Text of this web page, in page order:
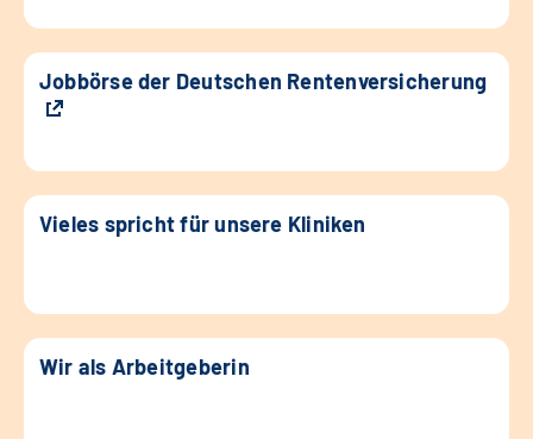
Jobbörse der Deutschen Rentenversicherung
Vieles spricht für unsere Kliniken
Wir als Arbeitgeberin